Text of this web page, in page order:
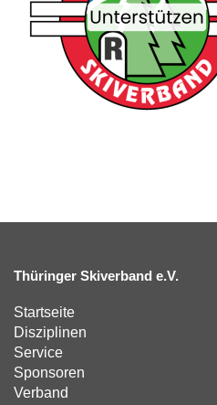
Thüringer Skiverband e.V.
Startseite
Disziplinen
Service
Sponsoren
Verband